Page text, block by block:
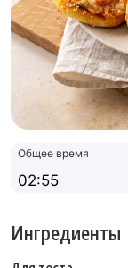
Общее время
02:55
Ингредиенты